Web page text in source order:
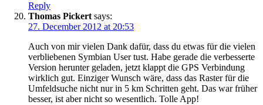
Reply
Thomas Pickert says:
27. December 2012 at 20:53
Auch von mir vielen Dank dafür, dass du etwas für die vielen
verbliebenen Symbian User tust. Habe gerade die verbesserte
Version herunter geladen, jetzt klappt die GPS Verbindung
wirklich gut. Einziger Wunsch wäre, dass das Raster für die
Umfeldsuche nicht nur in 5 km Schritten geht. Das war früher
besser, ist aber nicht so wesentlich. Tolle App!